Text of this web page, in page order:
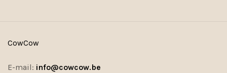
CowCow
E-mail: info@cowcow.be